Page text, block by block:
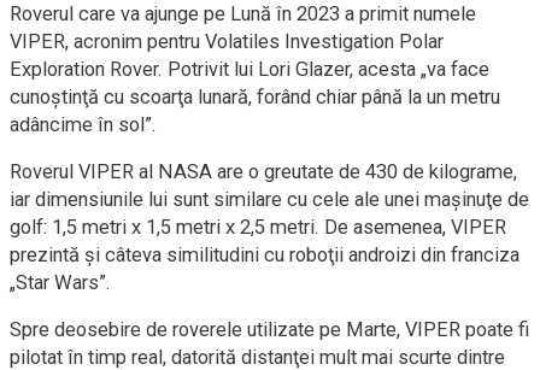
Roverul care va ajunge pe Lună în 2023 a primit numele
VIPER, acronim pentru Volatiles Investigation Polar
Exploration Rover. Potrivit lui Lori Glazer, acesta „va face
cunoştinţă cu scoarţa lunară, forând chiar până la un metru
adâncime în sol”.
Roverul VIPER al NASA are o greutate de 430 de kilograme,
iar dimensiunile lui sunt similare cu cele ale unei maşinuţe de
golf: 1,5 metri x 1,5 metri x 2,5 metri. De asemenea, VIPER
prezintă şi câteva similitudini cu roboţii androizi din franciza
„Star Wars”.
Spre deosebire de roverele utilizate pe Marte, VIPER poate fi
pilotat în timp real, datorită distanţei mult mai scurte dintre